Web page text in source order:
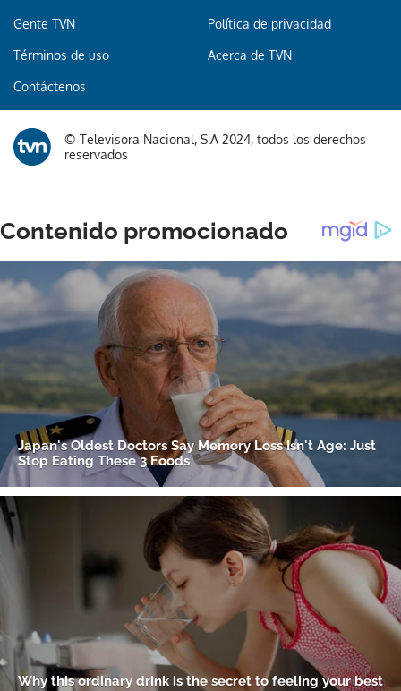
Gente TVN Política de privacidad
Términos de uso Acerca de TVN
Contáctenos
© Televisora Nacional, S.A 2024, todos los derechos
reservados